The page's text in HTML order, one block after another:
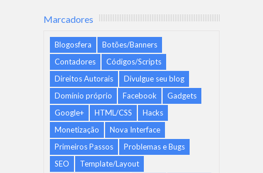
Marcadores
Blogosfera
Botões/Banners
Contadores
Códigos/Scripts
Direitos Autorais
Divulgue seu blog
Domínio próprio
Facebook
Gadgets
Google+
HTML/CSS
Hacks
Monetização
Nova Interface
Primeiros Passos
Problemas e Bugs
SEO
Template/Layout